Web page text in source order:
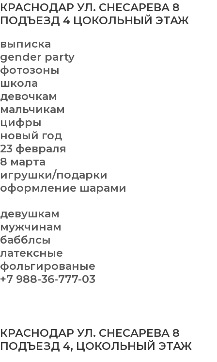
КРАСНОДАР УЛ. СНЕСАРЕВА 8
ПОДЪЕЗД 4 ЦОКОЛЬНЫЙ ЭТАЖ
выписка
gender party
фотозоны
школа
девочкам
мальчикам
цифры
новый год
23 февраля
8 марта
игрушки/подарки
оформление шарами
девушкам
мужчинам
бабблсы
латексные
фольгированые
+7 988-36-777-03
КРАСНОДАР УЛ. СНЕСАРЕВА 8
ПОДЪЕЗД 4, ЦОКОЛЬНЫЙ ЭТАЖ